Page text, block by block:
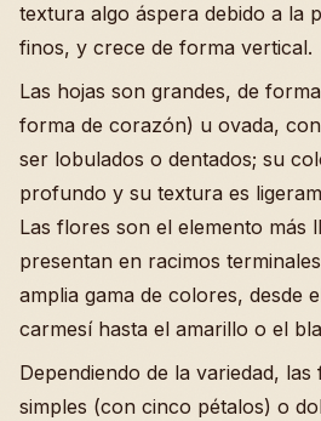
textura algo áspera debido a la
finos, y crece de forma vertical.
Las hojas son grandes, de
forma de corazón) u ovada,
ser lobulados o dentados; su
profundo y su textura es
Las flores son el elemento más
presentan en racimos
amplia gama de colores, desde
carmesí hasta el amarillo o el
Dependiendo de la variedad,
simples (con cinco pétalos) o